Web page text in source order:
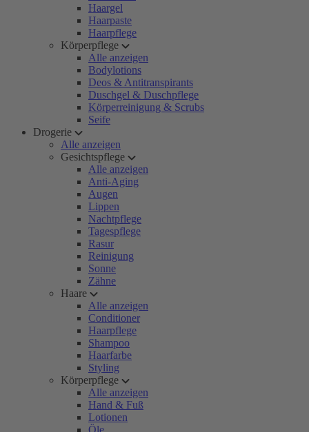
Haargel
Haarpaste
Haarpflege
Körperpflege
Alle anzeigen
Bodylotions
Deos & Antitranspirants
Duschgel & Duschpflege
Körperreinigung & Scrubs
Seife
Drogerie
Alle anzeigen
Gesichtspflege
Alle anzeigen
Anti-Aging
Augen
Lippen
Nachtpflege
Tagespflege
Rasur
Reinigung
Sonne
Zähne
Haare
Alle anzeigen
Conditioner
Haarpflege
Shampoo
Haarfarbe
Styling
Körperpflege
Alle anzeigen
Hand & Fuß
Lotionen
Öle